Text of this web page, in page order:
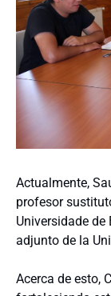
Actualmente,
profesor
Universidade
adjunto de la
Acerca de esto,